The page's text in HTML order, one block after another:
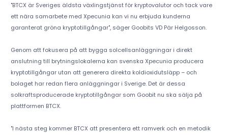
"BTCX är Sveriges äldsta växlingstjänst för kryptovalutor och tack vare
ett nära samarbete med Xpecunia kan vi nu erbjuda kunderna
garanterat gröna kryptotillgångar", säger Goobits VD Pär Helgosson.
Genom att fokusera på att bygga solcellsanläggningar i direkt
anslutning till brytningslokalerna kan svenska Xpecunia producera
kryptotillgångar utan att generera direkta koldioxidutsläpp – och
bolaget har redan flera anläggningar i Sverige. Det är dessa
solkraftsproducerade kryptotillgångar som Goobit nu ska sälja på
plattformen BTCX.
"I nästa steg kommer BTCX att presentera ett ramverk och en metodik